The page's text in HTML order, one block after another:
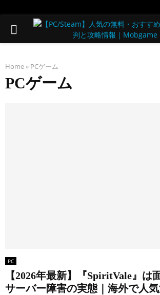
PRIMARY
Home » PCゲーム
PCゲーム
PC
【2026年最新】『SpiritVale』は
サーバー障害の実態｜海外で人